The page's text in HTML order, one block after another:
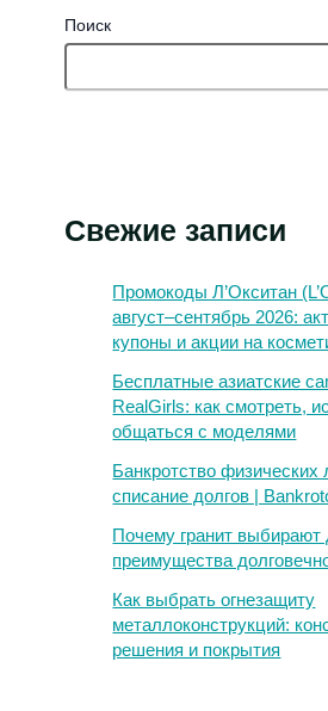
Поиск
Свежие записи
Промокоды Л’Окситан
август–сентябрь 2026:
купоны и акции на
Бесплатные азиатские
RealGirls: как смотреть,
общаться с моделями
Банкротство
списание долгов |
Почему гранит выбирают
преимущества
Как выбрать огнезащиту
металлоконструкций:
решения и покрытия